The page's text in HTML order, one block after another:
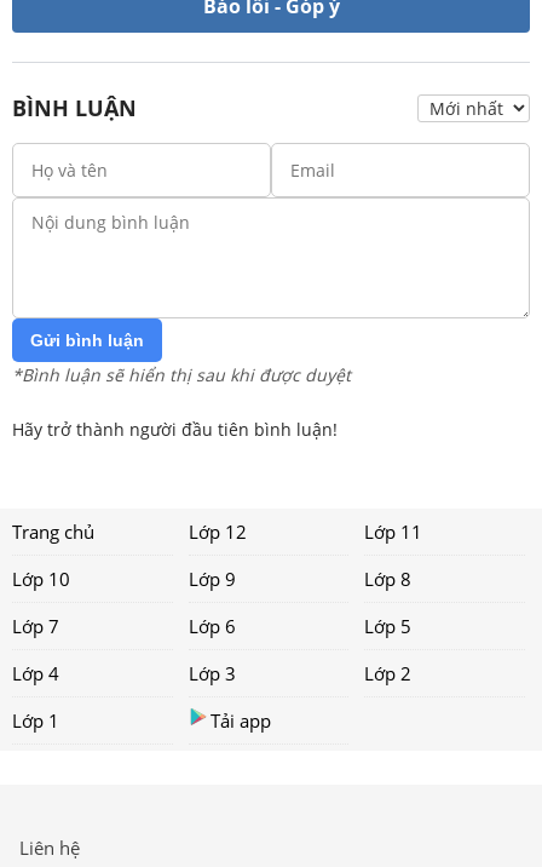
Báo lỗi - Góp ý
BÌNH LUẬN
Gửi bình luận
*Bình luận sẽ hiển thị sau khi được duyệt
Hãy trở thành người đầu tiên bình luận!
Trang chủ Lớp 12
Lớp 11
Lớp 10
Lớp 9
Lớp 8
Lớp 7
Lớp 6
Lớp 5
Lớp 4
Lớp 3
Lớp 2
Lớp 1
Tải app
Liên hệ